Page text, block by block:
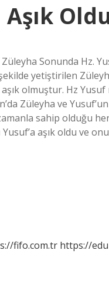
Sonunda Hz.
yetiştirilen
olmuştur. Hz Yusuf
Züleyha ve
sahip olduğu
aşık oldu ve
fifo.com.tr https://